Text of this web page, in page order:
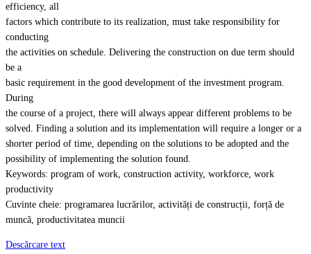
efficiency, all
factors which contribute to its realization, must take responsibility for
conducting
the activities on schedule. Delivering the construction on due term should
be a
basic requirement in the good development of the investment program.
During
the course of a project, there will always appear different problems to be
solved. Finding a solution and its implementation will require a longer or a
shorter period of time, depending on the solutions to be adopted and the
possibility of implementing the solution found.
Keywords: program of work, construction activity, workforce, work
productivity
Cuvinte cheie: programarea lucrărilor, activități de construcții, forță de
muncă, productivitatea muncii
Descărcare text